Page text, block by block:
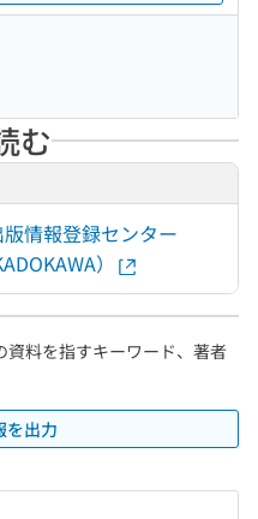
む
情報登録センター
）
資料を指すキーワード、著者
を出力